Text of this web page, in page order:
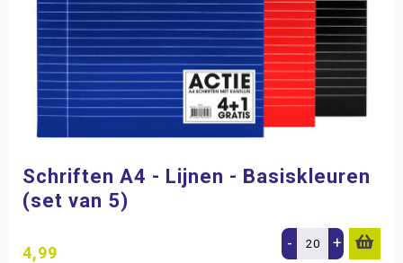
Schriften A4 - Lijnen - Basiskleuren
(set van 5)
4,99 - +